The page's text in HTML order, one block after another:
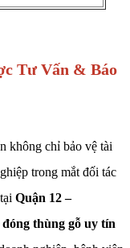
Tư Vấn & Báo
không chỉ bảo vệ tài
trong mắt đối tác
Quận 12 –
đóng thùng gỗ uy tín